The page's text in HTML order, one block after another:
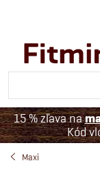
15 % zľava na
Kód
Maxi